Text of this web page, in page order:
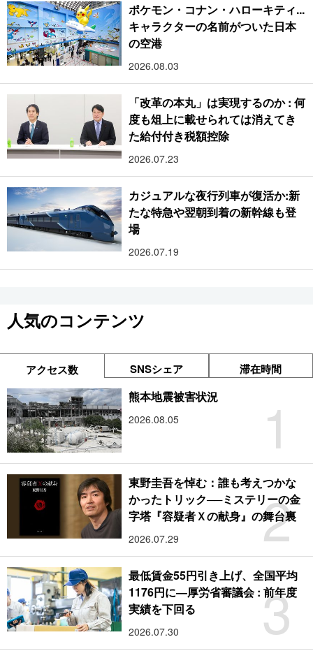
ポケモン・コナン・ハローキティ...
キャラクターの名前がついた日本
の空港
2026.08.03
「改革の本丸」は実現するのか : 何
度も俎上に載せられては消えてき
た給付付き税額控除
2026.07.23
カジュアルな夜行列車が復活か:新
たな特急や翌朝到着の新幹線も登
場
2026.07.19
人気のコンテンツ
アクセス数 SNSシェア 滞在時間
1
熊本地震被害状況
2026.08.05
2
東野圭吾を悼む：誰も考えつかな
かったトリック──ミステリーの金
字塔『容疑者Ｘの献身』の舞台裏
2026.07.29
3
最低賃金55円引き上げ、全国平均
1176円に―厚労省審議会 : 前年度
実績を下回る
2026.07.30